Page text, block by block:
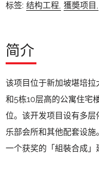
标签: 结构工程, 獲奬项目,
简介
该项目位于新加坡堪培拉
和5栋10层高的公寓住宅
位。该开发项目设有多
乐部会所和其他配套设
一个获奖的「組裝合成」